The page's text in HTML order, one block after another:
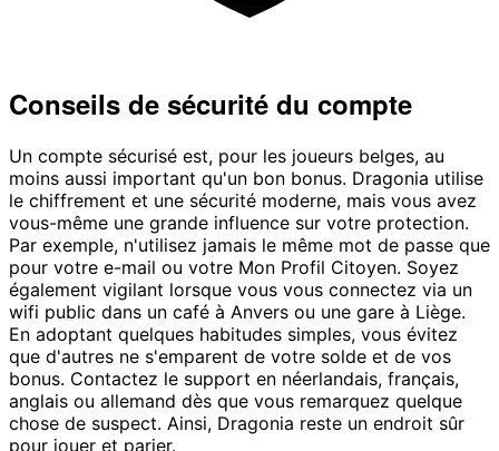
Conseils de sécurité du compte
Un compte sécurisé est, pour les joueurs belges, au
moins aussi important qu'un bon bonus. Dragonia utilise
le chiffrement et une sécurité moderne, mais vous avez
vous-même une grande influence sur votre protection.
Par exemple, n'utilisez jamais le même mot de passe que
pour votre e-mail ou votre Mon Profil Citoyen. Soyez
également vigilant lorsque vous vous connectez via un
wifi public dans un café à Anvers ou une gare à Liège.
En adoptant quelques habitudes simples, vous évitez
que d'autres ne s'emparent de votre solde et de vos
bonus. Contactez le support en néerlandais, français,
anglais ou allemand dès que vous remarquez quelque
chose de suspect. Ainsi, Dragonia reste un endroit sûr
pour jouer et parier.